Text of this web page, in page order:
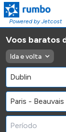
Powered by Jetcost
Voos baratos
Ida e volta